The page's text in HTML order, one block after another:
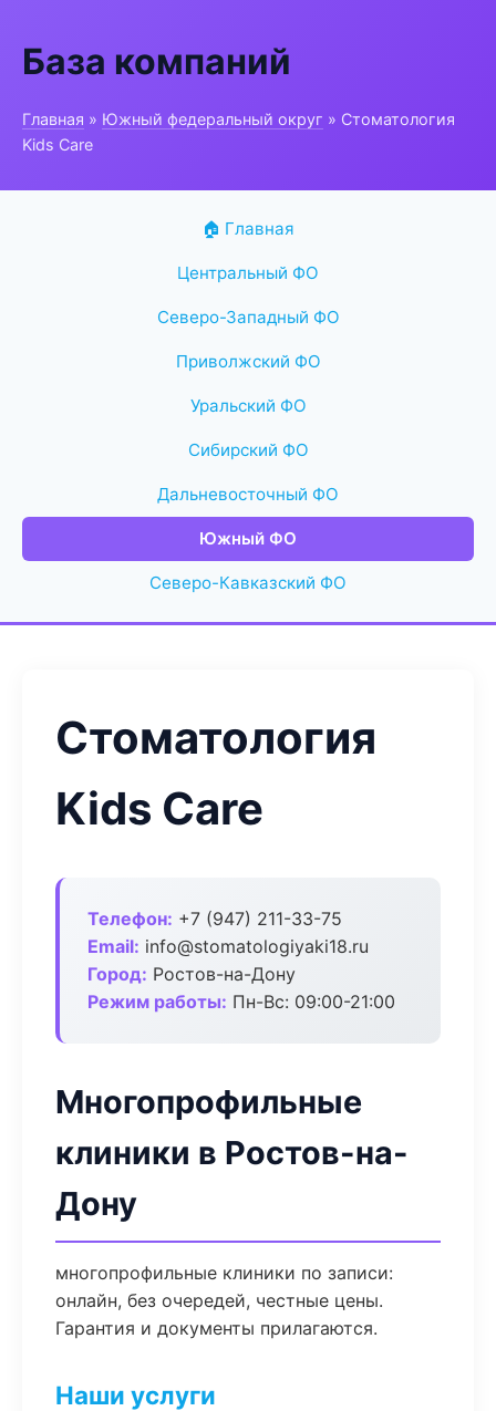
База компаний
Главная » Южный федеральный округ » Стоматология
Kids Care
🏠 Главная
Центральный ФО
Северо-Западный ФО
Приволжский ФО
Уральский ФО
Сибирский ФО
Дальневосточный ФО
Южный ФО
Северо-Кавказский ФО
Стоматология
Kids Care
Телефон: +7 (947) 211-33-75
Email: info@stomatologiyaki18.ru
Город: Ростов-на-Дону
Режим работы: Пн-Вс: 09:00-21:00
Многопрофильные
клиники в Ростов-на-
Дону
многопрофильные клиники по записи:
онлайн, без очередей, честные цены.
Гарантия и документы прилагаются.
Наши услуги